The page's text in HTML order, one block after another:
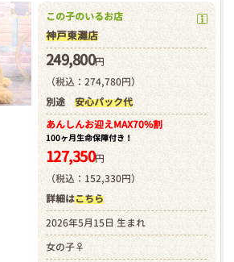
この子のいるお店
神戸東灘店
249,800円
（税込：274,780円）
別途 安心パック代
あんしんお迎えMAX70%割
100ヶ月生命保障付き！
127,350円
（税込：152,330円）
詳細はこちら
2026年5月15日 生まれ
女の子♀